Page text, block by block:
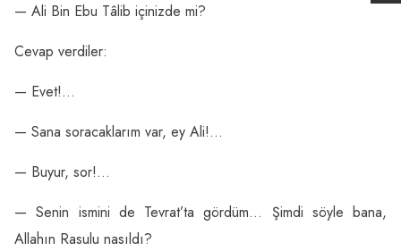
— Ali Bin Ebu Tâlib içinizde mi?
Cevap verdiler:
— Evet!…
— Sana soracaklarım var, ey Ali!…
— Buyur, sor!…
— Senin ismini de Tevrat’ta gördüm… Şimdi söyle bana,
Allahın Rasulu nasıldı?